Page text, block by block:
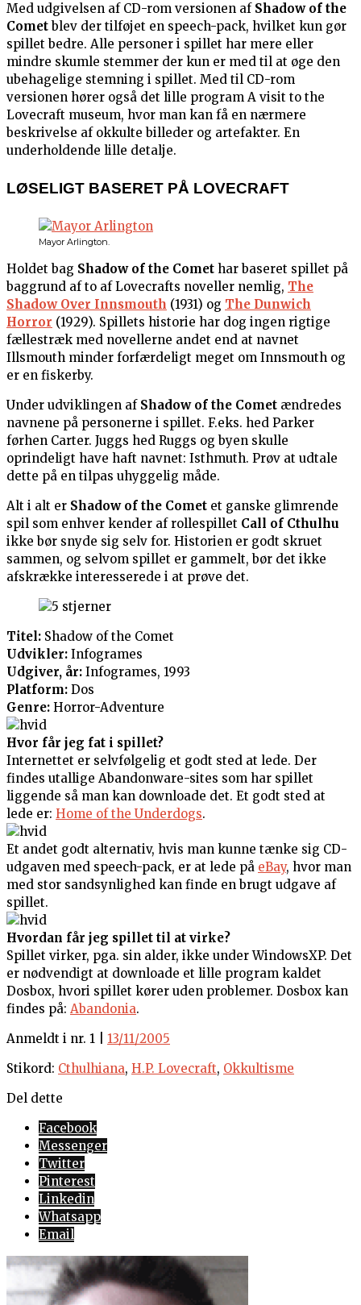
Med udgivelsen af CD-rom versionen af Shadow of the
Cometblev der tilføjet en speech-pack, hvilket kun gør
spillet bedre. Alle personer i spillet har mere eller
mindre skumle stemmer der kun er med til at øge den
ubehagelige stemning i spillet. Med til CD-rom
versionen hører også det lille program A visit to the
Lovecraft museum, hvor man kan få en nærmere
beskrivelse af okkulte billeder og artefakter. En
underholdende lille detalje.
LØSELIGT BASERET PÅ LOVECRAFT
Mayor Arlington.
Holdet bag Shadow of the Comet har baseret spillet på
baggrund af to af Lovecrafts noveller nemlig, The
Shadow Over Innsmouth (1931) og The Dunwich
Horror (1929). Spillets historie har dog ingen rigtige
fællestræk med novellerne andet end at navnet
Illsmouth minder forfærdeligt meget om Innsmouth og
er en fiskerby.
Under udviklingen af Shadow of the Comet ændredes
navnene på personerne i spillet. F.eks. hed Parker
førhen Carter. Juggs hed Ruggs og byen skulle
oprindeligt have haft navnet: Isthmuth. Prøv at udtale
dette på en tilpas uhyggelig måde.
Alt i alt er Shadow of the Comet et ganske glimrende
spil som enhver kender af rollespillet Call of Cthulhu
ikke bør snyde sig selv for. Historien er godt skruet
sammen, og selvom spillet er gammelt, bør det ikke
afskrække interesserede i at prøve det.
Titel: Shadow of the Comet
Udvikler: Infogrames
Udgiver, år: Infogrames, 1993
Platform: Dos
Genre: Horror-Adventure
Hvor får jeg fat i spillet?
Internettet er selvfølgelig et godt sted at lede. Der
findes utallige Abandonware-sites som har spillet
liggende så man kan downloade det. Et godt sted at
lede er: Home of the Underdogs.
Et andet godt alternativ, hvis man kunne tænke sig CD-
udgaven med speech-pack, er at lede på eBay, hvor man
med stor sandsynlighed kan finde en brugt udgave af
spillet.
Hvordan får jeg spillet til at virke?
Spillet virker, pga. sin alder, ikke under WindowsXP. Det
er nødvendigt at downloade et lille program kaldet
Dosbox, hvori spillet kører uden problemer. Dosbox kan
findes på: Abandonia.
Anmeldt i nr. 1 | 13/11/2005
Stikord: Cthulhiana, H.P. Lovecraft, Okkultisme
Del dette
Facebook
Messenger
Twitter
Pinterest
Linkedin
Whatsapp
Email